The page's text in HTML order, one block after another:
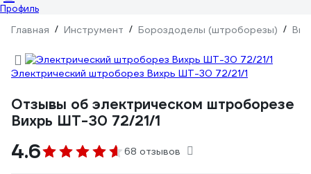
Профиль
Главная / Инструмент / Бороздоделы (штроборезы) /
Электрический штроборез Вихрь ШТ-30 72/21/1
Отзывы об электрическом штроборезе
Вихрь ШТ-30 72/21/1
4.6 68 отзывов